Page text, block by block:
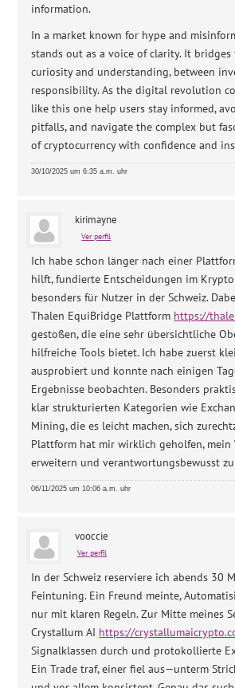
information.
In a market known for hype and
stands out as a voice of clarity. It bridges
curiosity and understanding, between
responsibility. As the digital revolution
like this one help users stay informed,
pitfalls, and navigate the complex but
of cryptocurrency with confidence and
30/10/2025 um 6:35 a.m. uhr
kirimayne
Ver perfil
Ich habe schon länger nach einer
hilft, fundierte Entscheidungen im
besonders für Nutzer in der Schweiz.
Thalen EquiBridge Plattform https://
gestoßen, die eine sehr übersichtliche
hilfreiche Tools bietet. Ich habe zuerst
ausprobiert und konnte nach einigen
Ergebnisse beobachten. Besonders
klar strukturierten Kategorien wie
Mining, die es leicht machen, sich
Plattform hat mir wirklich geholfen, mein
erweitern und verantwortungsbewusst
06/11/2025 um 10:06 a.m. uhr
vooccie
Ver perfil
In der Schweiz reserviere ich abends 30
Feintuning. Ein Freund meinte,
nur mit klaren Regeln. Zur Mitte meines
Crystallum AI https://
Signalklassen durch und protokollierte
Ein Trade traf, einer fiel aus—unterm